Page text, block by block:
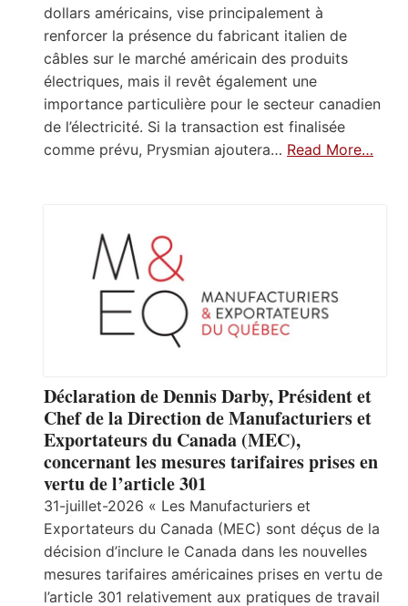
dollars américains, vise principalement à
renforcer la présence du fabricant italien de
câbles sur le marché américain des produits
électriques, mais il revêt également une
importance particulière pour le secteur canadien
de l’électricité. Si la transaction est finalisée
comme prévu, Prysmian ajoutera… Read More…
Déclaration de Dennis Darby, Président et
Chef de la Direction de Manufacturiers et
Exportateurs du Canada (MEC),
concernant les mesures tarifaires prises en
vertu de l’article 301
31-juillet-2026 « Les Manufacturiers et
Exportateurs du Canada (MEC) sont déçus de la
décision d’inclure le Canada dans les nouvelles
mesures tarifaires américaines prises en vertu de
l’article 301 relativement aux pratiques de travail